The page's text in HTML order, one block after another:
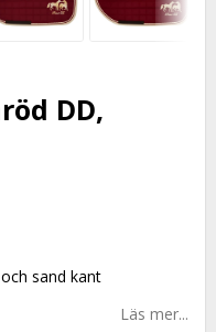
DD,
sand kant
Läs mer...